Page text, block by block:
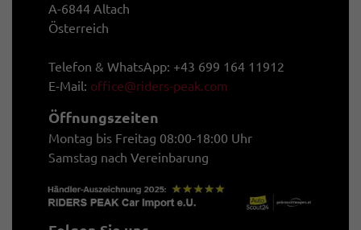
A-6844 Altach
Österreich
Telefon & WhatsApp: +43 699 164 11912
E-Mail: office@riders-peak.com
Öffnungszeiten
Montag bis Freitag 08:00-18:00 Uhr
Samstag nach Vereinbarung